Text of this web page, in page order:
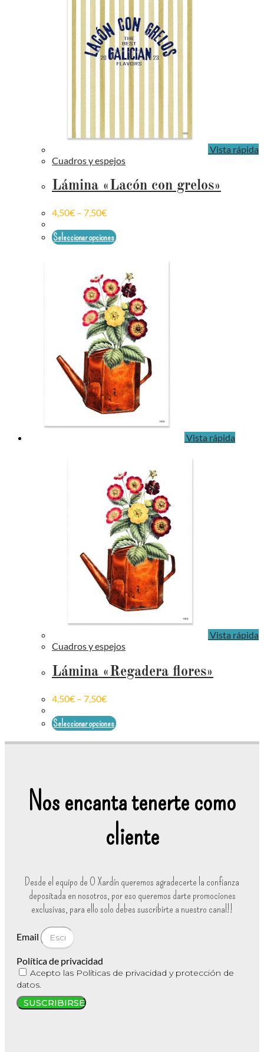
Vista rápida
Cuadros y espejos
Lámina «Lacón con grelos»
4,50€ – 7,50€
Seleccionar opciones
Vista rápida
Vista rápida
Cuadros y espejos
Lámina «Regadera flores»
4,50€ – 7,50€
Seleccionar opciones
Nos encanta tenerte como
cliente
Desde el equipo de O Xardín queremos agradecerte la confianza
depositada en nosotros, por eso queremos darte promociones
exclusivas, para ello solo debes suscribirte a nuestro canal!!
Email
Política de privacidad
Acepto las Políticas de privacidad y protección de
datos.
SUSCRIBIRSE